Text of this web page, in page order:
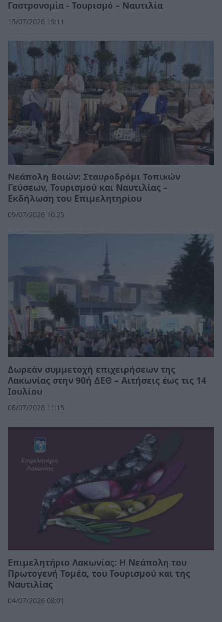
Γαστρονομία - Τουρισμό – Ναυτιλία
15/07/2026 19:11
Νεάπολη Βοιών: Σταυροδρόμι Τοπικών
Γεύσεων, Τουρισμού και Ναυτιλίας –
Εκδήλωση του Επιμελητηρίου
09/07/2026 10:25
Δωρεάν συμμετοχή επιχειρήσεων της
Λακωνίας στην 90ή ΔΕΘ – Αιτήσεις έως τις 14
Ιουλίου
08/07/2026 11:15
Επιμελητήριο Λακωνίας: Η Νεάπολη του
Πρωτογενή Τομέα, του Τουρισμού και της
Ναυτιλίας
04/07/2026 08:01